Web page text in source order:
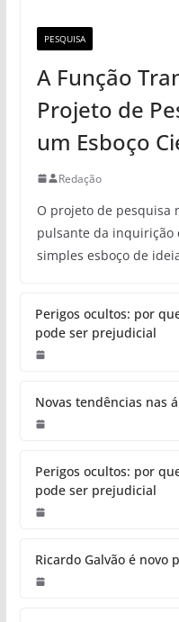
PESQUISA
A Função
Projeto de
um Esboço
Redação
O projeto de pesquisa
pulsante da inquirição
simples esboço de
Perigos ocultos: por
pode ser prejudicial
Novas tendências nas
Perigos ocultos: por
pode ser prejudicial
Ricardo Galvão é novo